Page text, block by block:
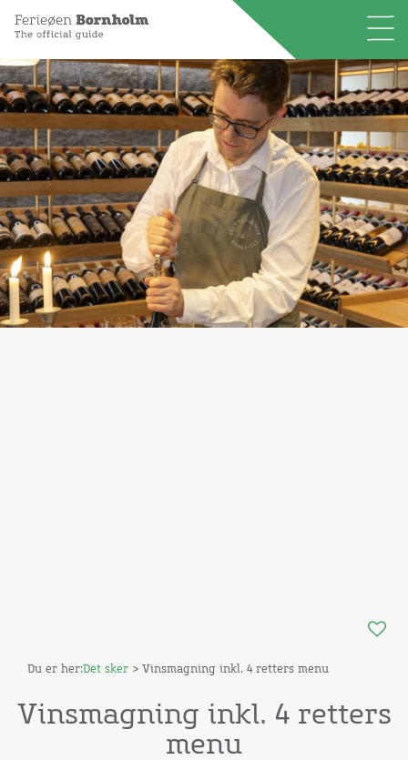
Du er her:Det sker > Vinsmagning inkl. 4 retters menu
Vinsmagning inkl. 4 retters
menu